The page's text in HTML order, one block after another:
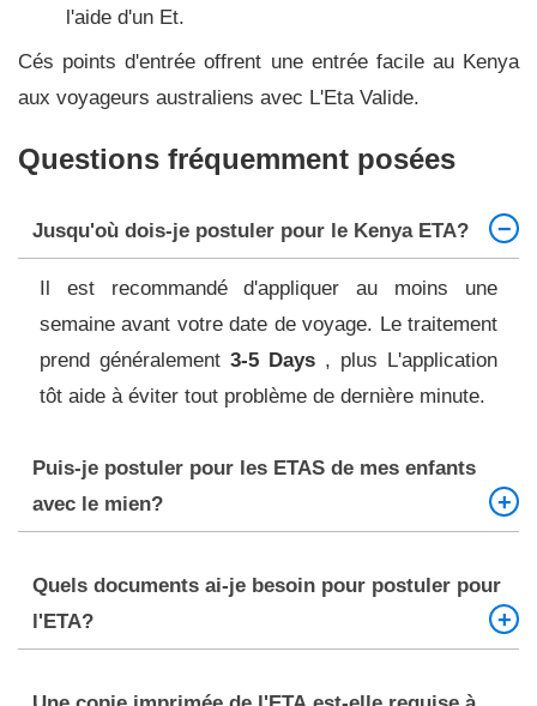
l'aide d'un Et.
Cés points d'entrée offrent une entrée facile au Kenya
aux voyageurs australiens avec L'Eta Valide.
Questions fréquemment posées
Jusqu'où dois-je postuler pour le Kenya ETA?
Il est recommandé d'appliquer au moins une
semaine avant votre date de voyage. Le traitement
prend généralement 3-5 Days , plus L'application
tôt aide à éviter tout problème de dernière minute.
Puis-je postuler pour les ETAS de mes enfants
avec le mien?
mineurs, doit avoir sur propre application Et.
Assurez-vous de soumettre des demandes
Quels documents ai-je besoin pour postuler pour
l'ETA?